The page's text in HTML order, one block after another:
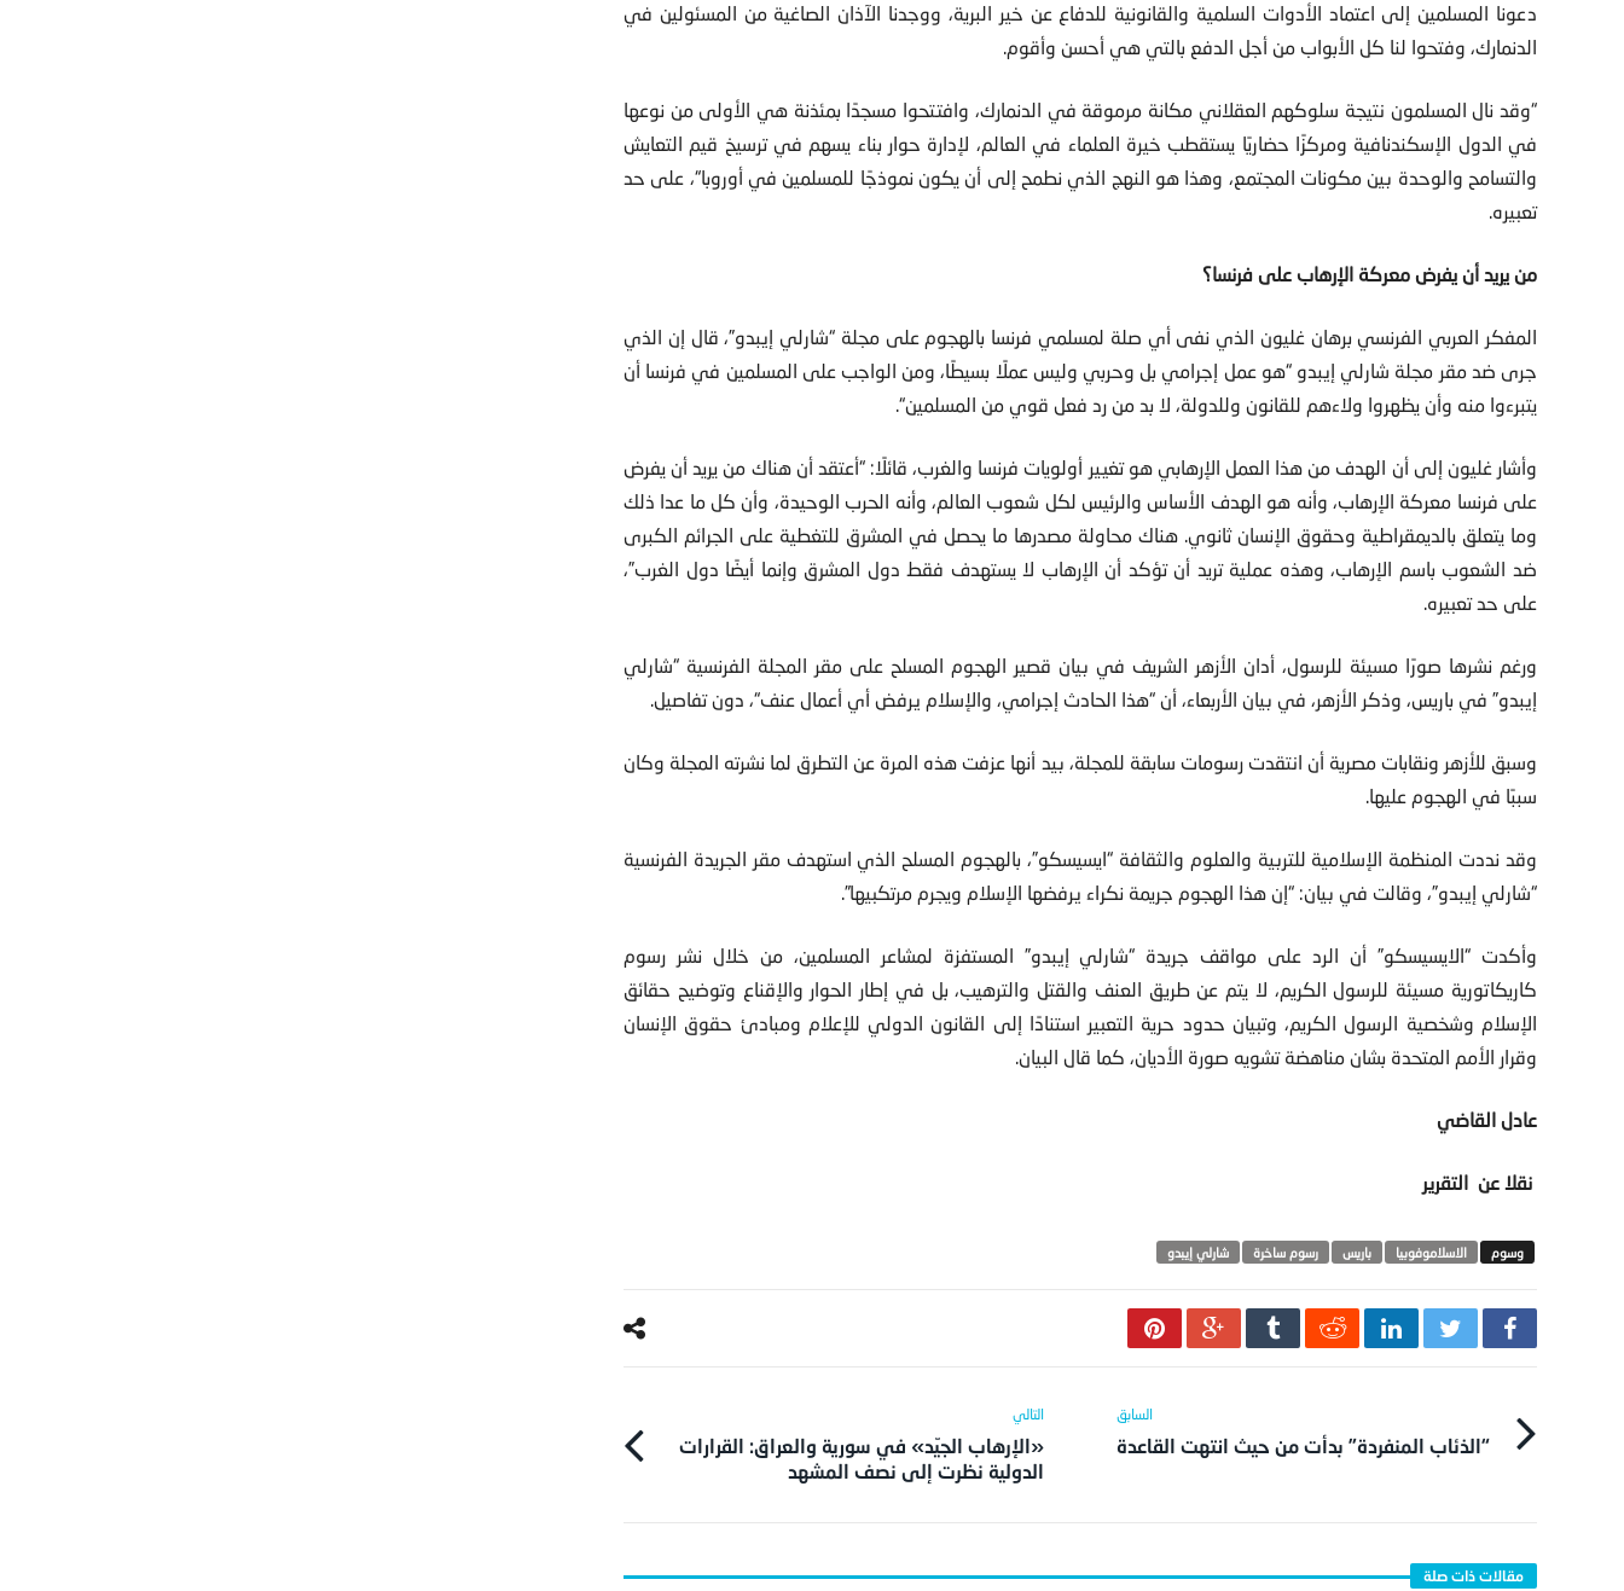
دعونا المسلمين إلى اعتماد الأدوات السلمية والقانونية للدفاع عن خير البرية، ووجدنا الآذان الصاغية من المسئولين في
الدنمارك، وفتحوا لنا كل الأبواب من أجل الدفع بالتي هي أحسن وأقوم.
“وقد نال المسلمون نتيجة سلوكهم العقلاني مكانة مرموقة في الدنمارك، وافتتحوا مسجدًا بمئذنة هي الأولى من نوعها
في الدول الإسكندنافية ومركزًا حضاريًا يستقطب خيرة العلماء في العالم، لإدارة حوار بناء يسهم في ترسيخ قيم التعايش
والتسامح والوحدة بين مكونات المجتمع، وهذا هو النهج الذي نطمح إلى أن يكون نموذجًا للمسلمين في أوروبا“، على حد
تعبيره.
من يريد أن يفرض معركة الإرهاب على فرنسا؟
المفكر العربي الفرنسي برهان غليون الذي نفى أي صلة لمسلمي فرنسا بالهجوم على مجلة “شارلي إيبدو”، قال إن الذي
جرى ضد مقر مجلة شارلي إيبدو “هو عمل إجرامي بل وحربي وليس عملًا بسيطًا، ومن الواجب على المسلمين في فرنسا أن
يتبرءوا منه وأن يظهروا ولاءهم للقانون وللدولة، لا بد من رد فعل قوي من المسلمين“.
وأشار غليون إلى أن الهدف من هذا العمل الإرهابي هو تغيير أولويات فرنسا والغرب، قائلًا: “أعتقد أن هناك من يريد أن يفرض
على فرنسا معركة الإرهاب، وأنه هو الهدف الأساس والرئيس لكل شعوب العالم، وأنه الحرب الوحيدة، وأن كل ما عدا ذلك
وما يتعلق بالديمقراطية وحقوق الإنسان ثانوي. هناك محاولة مصدرها ما يحصل في المشرق للتغطية على الجرائم الكبرى
ضد الشعوب باسم الإرهاب، وهذه عملية تريد أن تؤكد أن الإرهاب لا يستهدف فقط دول المشرق وإنما أيضًا دول الغرب”،
على حد تعبيره.
ورغم نشرها صورًا مسيئة للرسول، أدان الأزهر الشريف في بيان قصير الهجوم المسلح على مقر المجلة الفرنسية “شارلي
إيبدو” في باريس، وذكر الأزهر، في بيان الأربعاء، أن “هذا الحادث إجرامي، والإسلام يرفض أي أعمال عنف“، دون تفاصيل.
وسبق للأزهر ونقابات مصرية أن انتقدت رسومات سابقة للمجلة، بيد أنها عزفت هذه المرة عن التطرق لما نشرته المجلة وكان
سببًا في الهجوم عليها.
وقد نددت المنظمة الإسلامية للتربية والعلوم والثقافة “ايسيسكو”، بالهجوم المسلح الذي استهدف مقر الجريدة الفرنسية
“شارلي إيبدو”، وقالت في بيان: “إن هذا الهجوم جريمة نكراء يرفضها الإسلام ويجرم مرتكبيها”.
وأكدت “الايسيسكو” أن الرد على مواقف جريدة “شارلي إيبدو” المستفزة لمشاعر المسلمين، من خلال نشر رسوم
كاريكاتورية مسيئة للرسول الكريم، لا يتم عن طريق العنف والقتل والترهيب، بل في إطار الحوار والإقناع وتوضيح حقائق
الإسلام وشخصية الرسول الكريم، وتبيان حدود حرية التعبير استنادًا إلى القانون الدولي للإعلام ومبادئ حقوق الإنسان
وقرار الأمم المتحدة بشان مناهضة تشويه صورة الأديان، كما قال البيان.
عادل القاضي
نقلا عن التقرير
الاسلاموفوبيا باريس رسوم ساخرة شارلي إيبدو
“الذئاب المنفردة” بدأت من حيث انتهت القاعدة
«الإرهاب الجيّد» في سورية والعراق: القرارات
الدولية نظرت إلى نصف المشهد